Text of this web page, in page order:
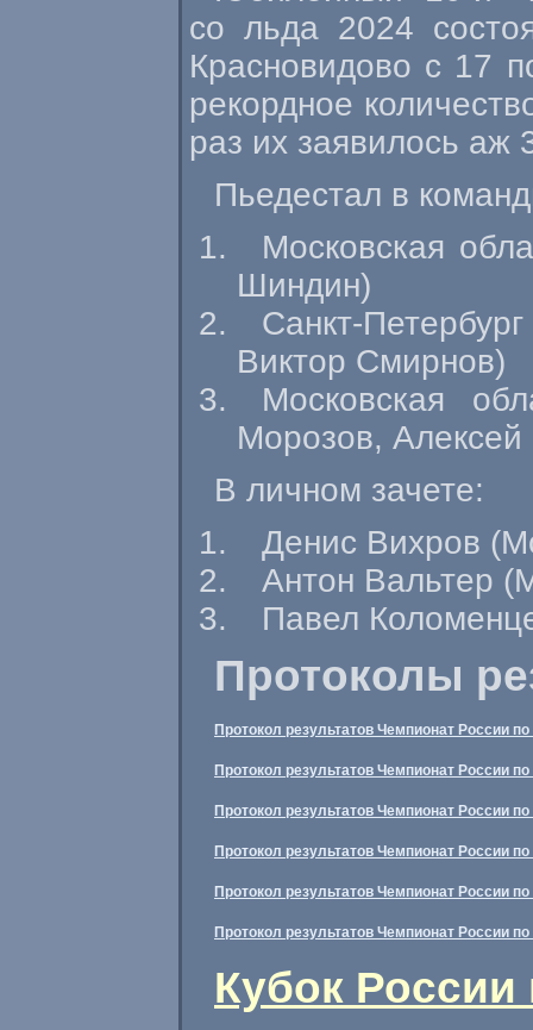
со льда 2024
Красновидово с 17
рекордное
раз их заявилось аж
Пьедестал в
Московская
Шиндин)
Санкт-Петербург
Виктор Смирнов)
Московская
Морозов,
В личном зачете:
Денис Вихров
Антон Вальтер
Павел
Протоколы
Протокол результатов Чемпионат России
Протокол результатов Чемпионат России
Протокол результатов Чемпионат России
Протокол результатов Чемпионат России
Протокол результатов Чемпионат России
Протокол результатов Чемпионат России
Кубок России